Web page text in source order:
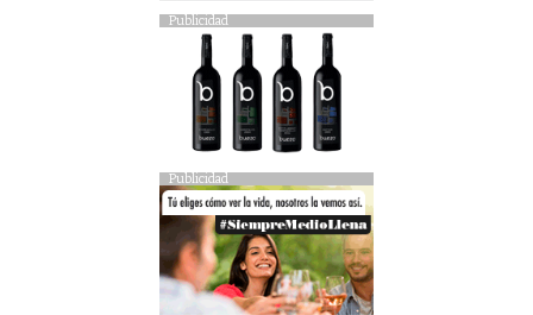
Publicidad
Publicidad